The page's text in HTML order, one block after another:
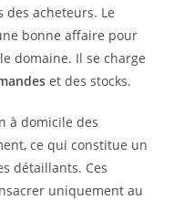
acheteurs. Le
bonne affaire pour
domaine. Il se charge
et des stocks.
à domicile des
ce qui constitue un
détaillants. Ces
uniquement au